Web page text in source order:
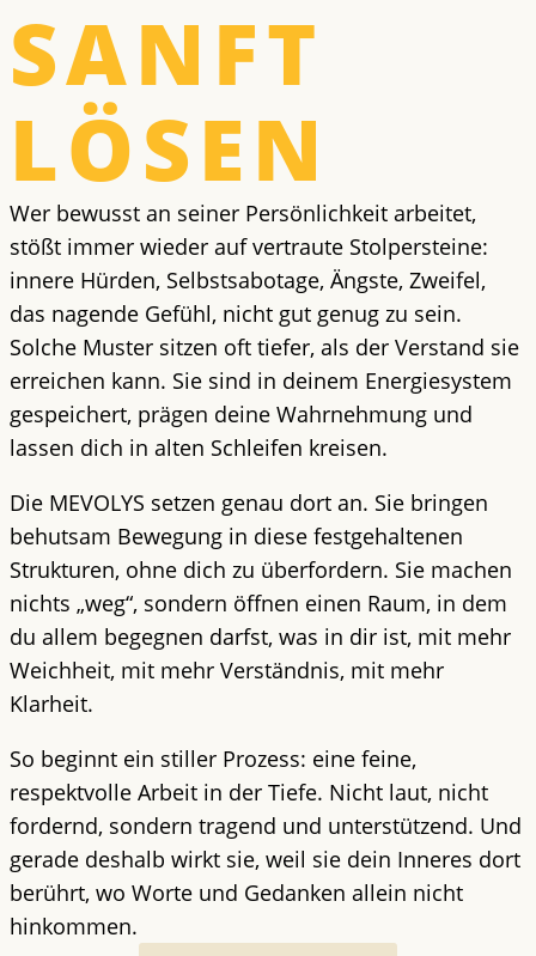
SANFT
LÖSEN
Wer bewusst an seiner Persönlichkeit arbeitet,
stößt immer wieder auf vertraute Stolpersteine:
innere Hürden, Selbstsabotage, Ängste, Zweifel,
das nagende Gefühl, nicht gut genug zu sein.
Solche Muster sitzen oft tiefer, als der Verstand sie
erreichen kann. Sie sind in deinem Energiesystem
gespeichert, prägen deine Wahrnehmung und
lassen dich in alten Schleifen kreisen.
Die MEVOLYS setzen genau dort an. Sie bringen
behutsam Bewegung in diese festgehaltenen
Strukturen, ohne dich zu überfordern. Sie machen
nichts „weg“, sondern öffnen einen Raum, in dem
du allem begegnen darfst, was in dir ist, mit mehr
Weichheit, mit mehr Verständnis, mit mehr
Klarheit.
So beginnt ein stiller Prozess: eine feine,
respektvolle Arbeit in der Tiefe. Nicht laut, nicht
fordernd, sondern tragend und unterstützend. Und
gerade deshalb wirkt sie, weil sie dein Inneres dort
berührt, wo Worte und Gedanken allein nicht
hinkommen.